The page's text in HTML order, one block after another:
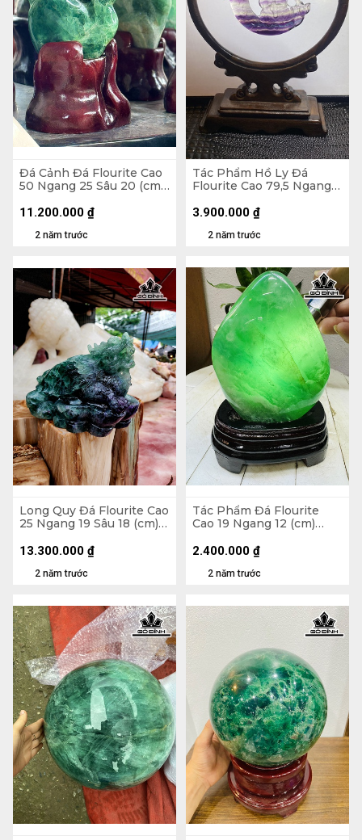
Đá Cảnh Đá Flourite Cao
50 Ngang 25 Sâu 20 (cm)
2 năm trước
11.200.000 ₫
Tác Phẩm Hồ Ly Đá
Flourite Cao 79,5 Ngang
2 năm trước
3.900.000 ₫
Long Quy Đá Flourite Cao
25 Ngang 19 Sâu 18 (cm)
2 năm trước
13.300.000 ₫
Tác Phẩm Đá Flourite
Cao 19 Ngang 12 (cm)
2 năm trước
2.400.000 ₫